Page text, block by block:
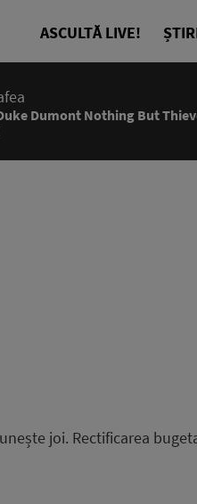
ASCULTĂ LIVE!
Dumont Nothing But
joi. Rectificarea